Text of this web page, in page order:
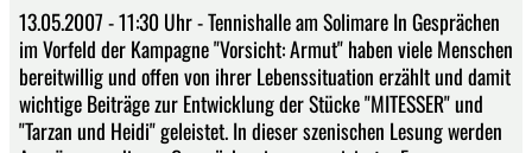
13.05.2007 - 11:30 Uhr - Tennishalle am Solimare In Gesprächen
im Vorfeld der Kampagne "Vorsicht: Armut" haben viele Menschen
bereitwillig und offen von ihrer Lebenssituation erzählt und damit
wichtige Beiträge zur Entwicklung der Stücke "MITESSER" und
"Tarzan und Heidi" geleistet. In dieser szenischen Lesung werden